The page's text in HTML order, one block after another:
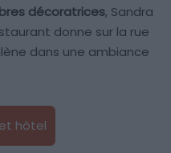
décoratrices, Sandra
donne sur la rue
dans une ambiance
hôtel